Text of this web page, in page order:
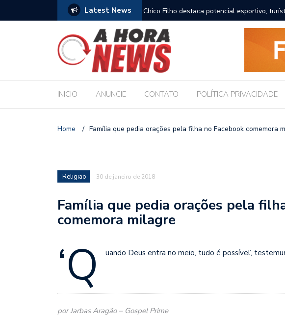
Latest News
escolares e sanciona jornada de 30 horas
Chico Filho destaca potencial esportivo,
Internacional de Maceió
INICIO ANUNCIE CONTATO POLÍTICA PRIVACIDADE
Home / Família que pedia orações pela filha no Facebook comemora
Religiao 30 de janeiro de 2018
Família que pedia orações pela
comemora milagre
‘Q uando Deus entra no meio, tudo é possível’,
por Jarbas Aragão – Gospel Prime